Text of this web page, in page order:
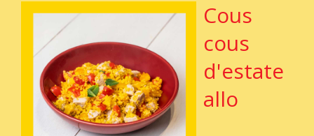
Cous
cous
d'estate
allo